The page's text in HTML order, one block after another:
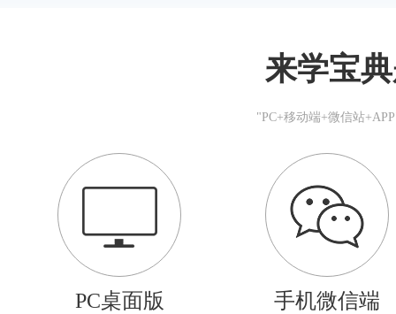
来学宝
"PC+移动端+微信站
PC桌面版 手机微信端